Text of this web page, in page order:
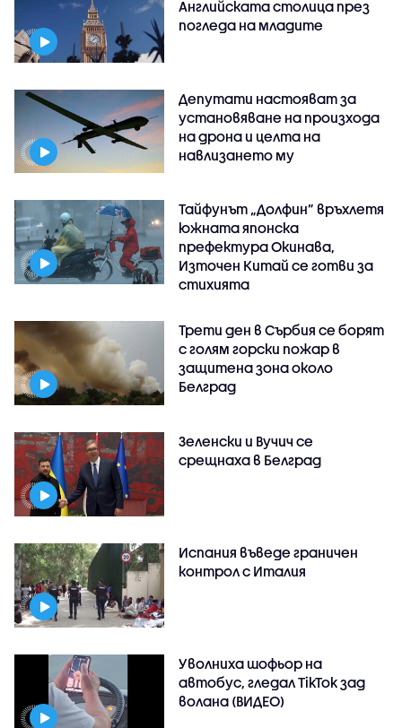
Английската столица през
погледа на младите
Депутати настояват за
установяване на произхода
на дрона и целта на
навлизането му
Тайфунът „Долфин” връхлетя
южната японска
префектура Окинава,
Източен Китай се готви за
стихията
Трети ден в Сърбия се борят
с голям горски пожар в
защитена зона около
Белград
Зеленски и Вучич се
срещнаха в Белград
Испания въведе граничен
контрол с Италия
Уволниха шофьор на
автобус, гледал TikTok зад
волана (ВИДЕО)